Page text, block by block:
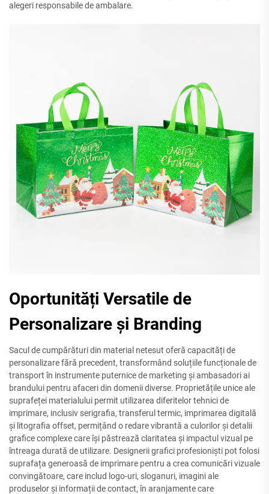
alegeri responsabile de ambalare.
Oportunități Versatile de
Personalizare și Branding
Sacul de cumpărături din material netesut oferă capacități de
personalizare fără precedent, transformând soluțiile funcționale de
transport în instrumente puternice de marketing și ambasadori ai
brandului pentru afaceri din domenii diverse. Proprietățile unice ale
suprafeței materialului permit utilizarea diferitelor tehnici de
imprimare, inclusiv serigrafia, transferul termic, imprimarea digitală
și litografia offset, permițând o redare vibrantă a culorilor și detalii
grafice complexe care își păstrează claritatea și impactul vizual pe
întreaga durată de utilizare. Designerii grafici profesioniști pot folosi
suprafața generoasă de imprimare pentru a crea comunicări vizuale
convingătoare, care includ logo-uri, sloganuri, imagini ale
produselor și informații de contact, în aranjamente care